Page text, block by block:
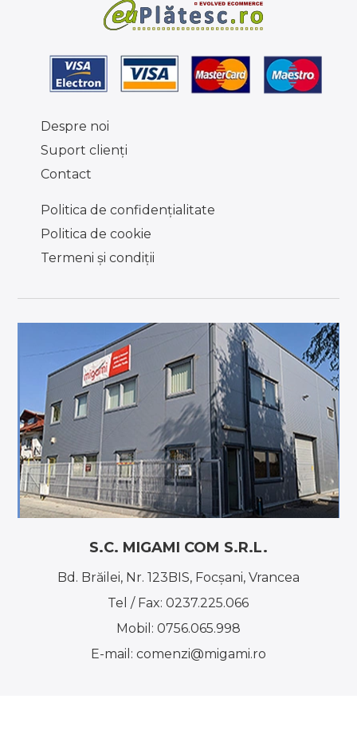
Despre noi
Suport clienţi
Contact
Politica de confidențialitate
Politica de cookie
Termeni şi condiţii
S.C. MIGAMI COM S.R.L.
Bd. Brăilei, Nr. 123BIS, Focşani, Vrancea
Tel / Fax:0237.225.066
Mobil: 0756.065.998
E-mail: comenzi@migami.ro